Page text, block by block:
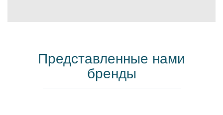
Представленные нами
бренды